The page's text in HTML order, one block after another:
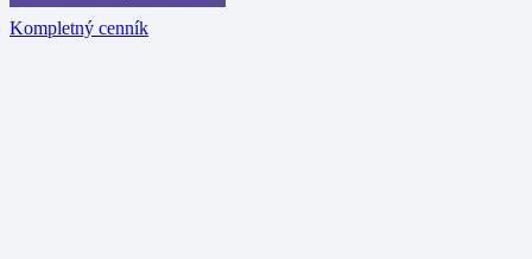
Kompletný cenník